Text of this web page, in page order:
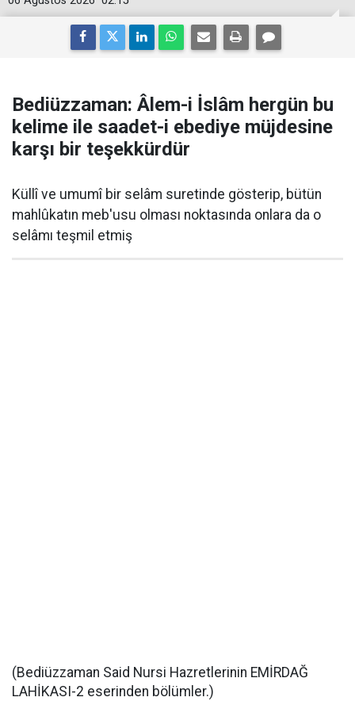
Bediüzzaman: Âlem-i İslâm hergün bu
kelime ile saadet-i ebediye müjdesine
karşı bir teşekkürdür
Küllî ve umumî bir selâm suretinde gösterip, bütün
mahlûkatın meb'usu olması noktasında onlara da o
selâmı teşmil etmiş
(Bediüzzaman Said Nursi Hazretlerinin EMİRDAĞ
LAHİKASI-2 eserinden bölümler.)